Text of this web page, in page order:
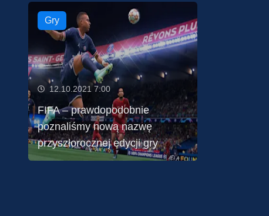
Gry
12.10.2021 7:00
FIFA – prawdopodobnie
poznaliśmy nową nazwę
przyszłorocznej edycji gry